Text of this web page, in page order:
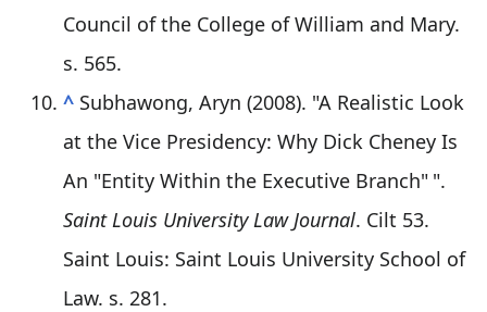
Council of the College of William and Mary.
s. 565.
^ Subhawong, Aryn (2008). "A Realistic Look
at the Vice Presidency: Why Dick Cheney Is
An "Entity Within the Executive Branch" ".
Saint Louis University Law Journal. Cilt 53.
Saint Louis: Saint Louis University School of
Law. s. 281.